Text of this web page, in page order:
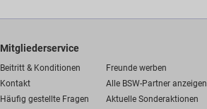
Mitgliederservice
Beitritt & Konditionen
Freunde werben
Kontakt
Alle BSW-Partner anzeigen
Häufig gestellte Fragen
Aktuelle Sonderaktionen